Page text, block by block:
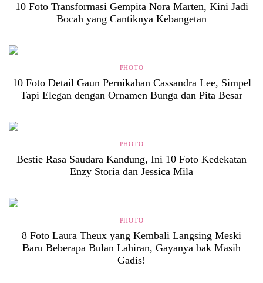
10 Foto Transformasi Gempita Nora Marten, Kini Jadi
Bocah yang Cantiknya Kebangetan
PHOTO
10 Foto Detail Gaun Pernikahan Cassandra Lee, Simpel
Tapi Elegan dengan Ornamen Bunga dan Pita Besar
PHOTO
Bestie Rasa Saudara Kandung, Ini 10 Foto Kedekatan
Enzy Storia dan Jessica Mila
PHOTO
8 Foto Laura Theux yang Kembali Langsing Meski
Baru Beberapa Bulan Lahiran, Gayanya bak Masih
Gadis!